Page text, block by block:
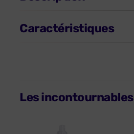
Caractéristiques
Les incontournables